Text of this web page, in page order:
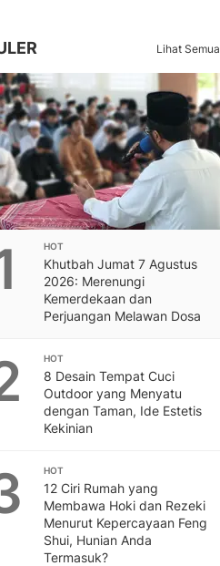
Lihat Semua
HOT
Khutbah Jumat 7 Agustus
2026: Merenungi
Kemerdekaan dan
Perjuangan Melawan Dosa
HOT
8 Desain Tempat Cuci
Outdoor yang Menyatu
dengan Taman, Ide Estetis
Kekinian
HOT
12 Ciri Rumah yang
Membawa Hoki dan Rezeki
Menurut Kepercayaan Feng
Shui, Hunian Anda
Termasuk?